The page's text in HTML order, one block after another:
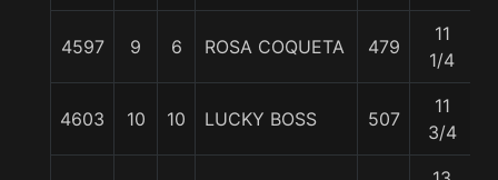
4597 9 6 ROSA COQUETA 479
11
1/4
4603 10 10 LUCKY BOSS 507
11
3/4